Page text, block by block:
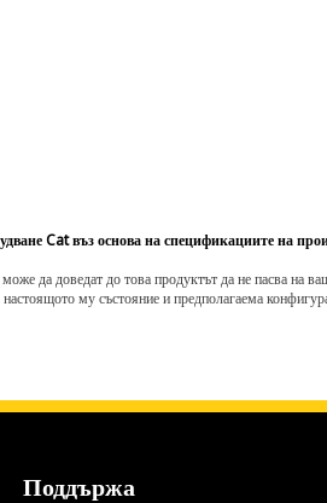
Cat въз основа на спецификациите на
да доведат до това продуктът да не пасва на
му състояние и предполагаема
Поддържа